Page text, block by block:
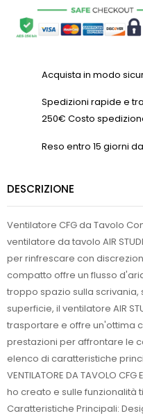
Acquista in modo
Spedizioni rapide e
250€ Costo
Reso entro 15 giorni
DESCRIZIONE
Ventilatore CFG da Tavolo
ventilatore da tavolo AIR
per rinfrescare con
compatto offre un flusso
troppo spazio sulla
superficie, il ventilatore AIR
trasportare e offre un'ottima
prestazioni per affrontare le
elenco di caratteristiche
VENTILATORE DA TAVOLO
ho creato e sulle funzionalità
Caratteristiche Principali: